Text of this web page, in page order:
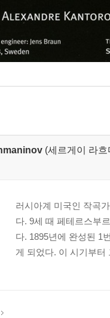
(세르게이 라
러시아계 미국인 작곡
다. 9세 때 페테르스부
다. 1895년에 완성된 1
게 되었다. 이 시기부터